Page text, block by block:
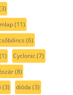
(11)
(6)
Cyclonic(7)
(8)
(3) dióda (3)